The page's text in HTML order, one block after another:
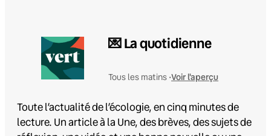
💌 La quotidienne
Tous les matins •Voir l'aperçu
Toute l’actualité de l’écologie, en cinq minutes de
lecture. Un article à la Une, des brèves, des sujets de